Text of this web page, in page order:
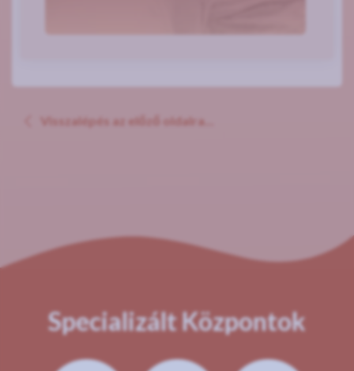
Visszalépés az előző oldalra...
Specializált Központok